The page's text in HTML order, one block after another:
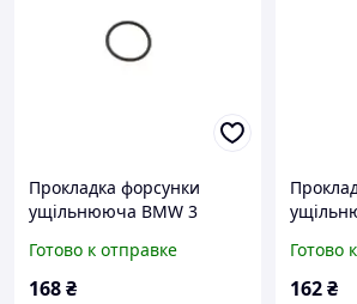
Прокладка форсунки
ущільнююча BMW 3
Golf IV -07 (кільце)
N90354101TD
Готово к отправке
168₴
Golf IV -
Готово
162₴